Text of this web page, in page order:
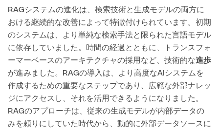
RAGシステムの進化は、検索技術と生成モデルの両方に
おける継続的な改善によって特徴付けられています。初期
のシステムは、より単純な検索手法と限られた言語モデル
に依存していました。時間の経過とともに、トランスフォ
ーマーベースのアーキテクチャの採用など、技術的な進歩
が進みました。RAGの導入は、より高度なAIシステムを
作成するための重要なステップであり、広範な外部ナレッ
ジにアクセスし、それを活用できるようになりました。
RAGのアプローチは、従来の生成モデルが内部データの
みを頼りにしていた時代から、動的に外部データソースに